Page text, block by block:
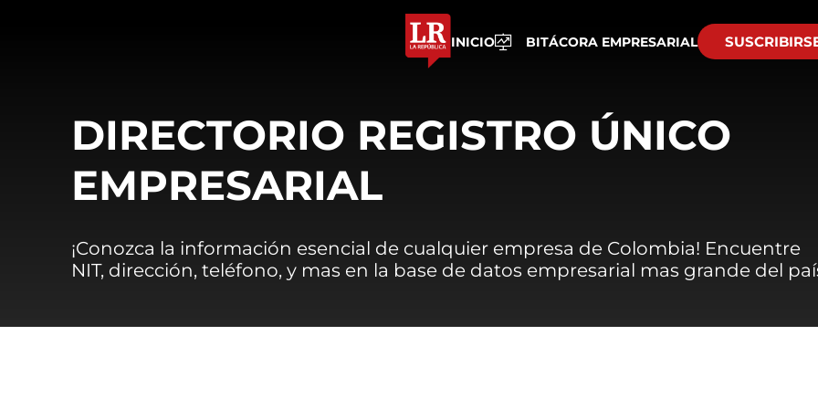
INICIO BITÁCORA EMPRESARIAL
DIRECTORIO REGISTRO ÚNICO
EMPRESARIAL
¡Conozca la información esencial de cualquier empresa de Colombia! Encuentre
NIT, dirección, teléfono, y mas en la base de datos empresarial mas grande del